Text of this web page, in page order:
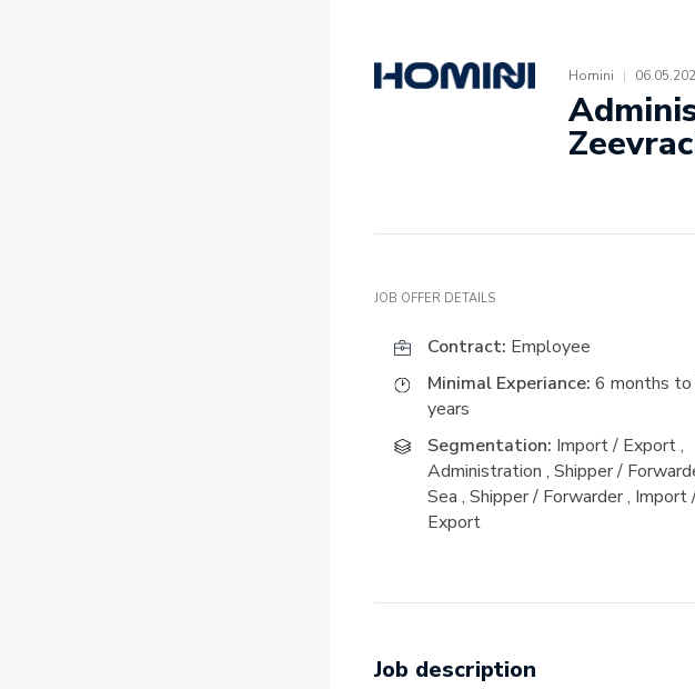
Homini |
JOB OFFER DETAILS
Contract: Employee
Minimal Experiance: 6 months to
years
Segmentation: Import / Export,
Administration , Shipper /
Sea , Shipper / Forwarder, Import
Export
Job description